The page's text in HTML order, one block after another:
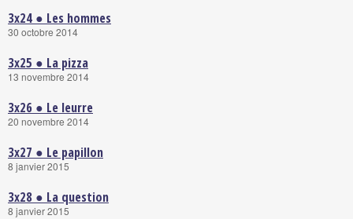
3x24 ● Les hommes
30 octobre 2014
3x25 ● La pizza
13 novembre 2014
3x26 ● Le leurre
20 novembre 2014
3x27 ● Le papillon
8 janvier 2015
3x28 ● La question
8 janvier 2015